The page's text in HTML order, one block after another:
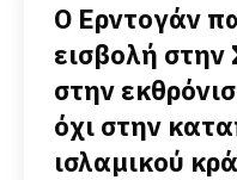
O Ερντογάν
εισβολή στην
στην
όχι στην
ισλαμικού